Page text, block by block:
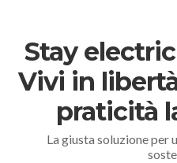
Stay
Vivi in
praticità
La giusta soluzione per